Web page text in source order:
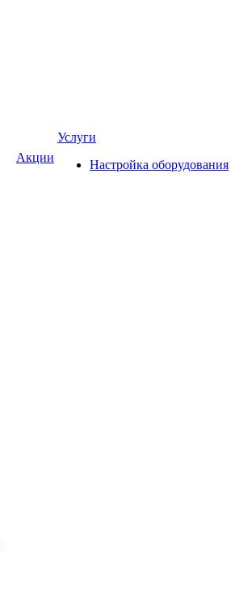
Акции
Услуги
Настройка оборудования